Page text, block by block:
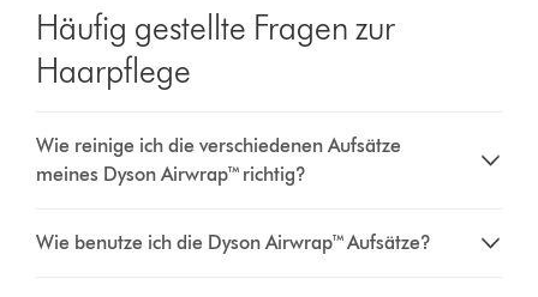
Häufig gestellte Fragen zur
Haarpflege
Wie reinige ich die verschiedenen Aufsätze
meines Dyson Airwrap™ richtig?
Wie benutze ich die Dyson Airwrap™ Aufsätze?